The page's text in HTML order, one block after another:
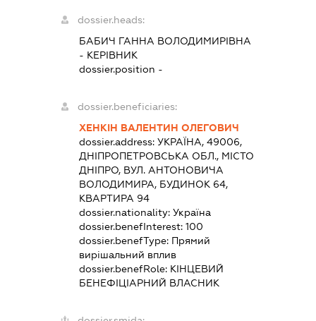
dossier.heads:
БАБИЧ ГАННА ВОЛОДИМИРІВНА
- КЕРІВНИК
dossier.position -
dossier.beneficiaries:
ХЕНКІН ВАЛЕНТИН ОЛЕГОВИЧ
dossier.address: УКРАЇНА, 49006,
ДНІПРОПЕТРОВСЬКА ОБЛ., МІСТО
ДНІПРО, ВУЛ. АНТОНОВИЧА
ВОЛОДИМИРА, БУДИНОК 64,
КВАРТИРА 94
dossier.nationality: Україна
dossier.benefInterest: 100
dossier.benefType: Прямий
вирішальний вплив
dossier.benefRole: КІНЦЕВИЙ
БЕНЕФІЦІАРНИЙ ВЛАСНИК